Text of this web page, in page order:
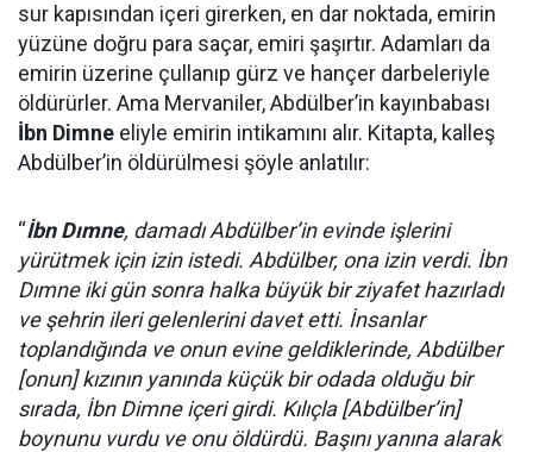
sur kapısından içeri girerken, en dar noktada, emirin
yüzüne doğru para saçar, emiri şaşırtır. Adamları da
emirin üzerine çullanıp gürz ve hançer darbeleriyle
öldürürler. Ama Mervaniler, Abdülber’in kayınbabası
İbn Dimne eliyle emirin intikamını alır. Kitapta, kalleş
Abdülber’in öldürülmesi şöyle anlatılır:
“İbn Dımne, damadı Abdülber’in evinde işlerini
yürütmek için izin istedi. Abdülber, ona izin verdi. İbn
Dımne iki gün sonra halka büyük bir ziyafet hazırladı
ve şehrin ileri gelenlerini davet etti. İnsanlar
toplandığında ve onun evine geldiklerinde, Abdülber
[onun] kızının yanında küçük bir odada olduğu bir
sırada, İbn Dimne içeri girdi. Kılıçla [Abdülber’in]
boynunu vurdu ve onu öldürdü. Başını yanına alarak